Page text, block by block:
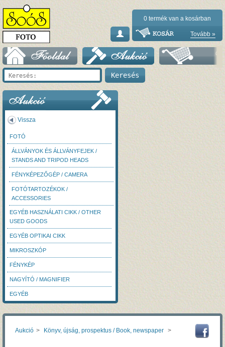
0 termék van a kosárban
Tovább »
Vissza
FOTÓ
ÁLLVÁNYOK ÉS ÁLLVÁNYFEJEK /
STANDS AND TRIPOD HEADS
FÉNYKÉPEZŐGÉP / CAMERA
FOTÓTARTOZÉKOK /
ACCESSORIES
EGYÉB HASZNÁLATI CIKK / OTHER
USED GOODS
EGYÉB OPTIKAI CIKK
MIKROSZKÓP
FÉNYKÉP
NAGYÍTÓ / MAGNIFIER
EGYÉB
Aukció > Könyv, újság, prospektus / Book, newspaper >